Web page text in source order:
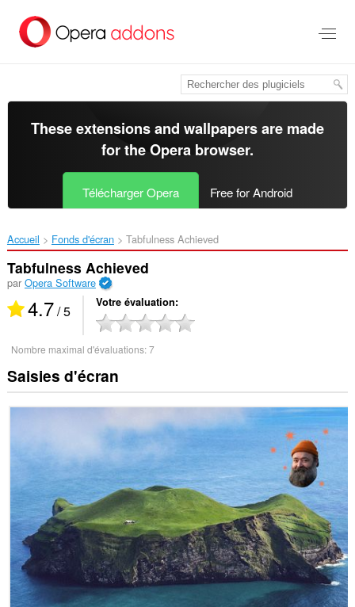
contenu
These extensions and wallpapers are made
for theOpera browser.
Télécharger Opera Free for Android
Accueil Fonds d'écran Tabfulness Achieved‎
Tabfulness Achieved
par Opera Software
4.7/ 5 Votre évaluation
Nombre maximal d'évaluations:7
Saisies d'écran